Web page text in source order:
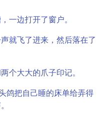
一边打开了窗户。
就飞了进来，然后落在了
个大大的爪子印记。
鸽把自己睡的床单给弄得